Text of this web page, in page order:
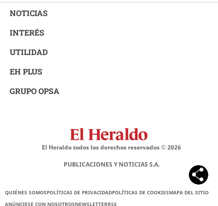
NOTICIAS
INTERÉS
UTILIDAD
EH PLUS
GRUPO OPSA
El Heraldo todos los derechos reservados ©2026
PUBLICACIONES Y NOTICIAS S.A.
QUIÉNES SOMOSPOLÍTICAS DE PRIVACIDADPOLÍTICAS DE COOKIESMAPA DEL SITIO
ANÚNCIESE CON NOSOTROSNEWSLETTERRSS